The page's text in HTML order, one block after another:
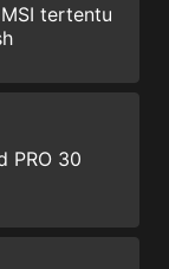
tertentu
PRO 30